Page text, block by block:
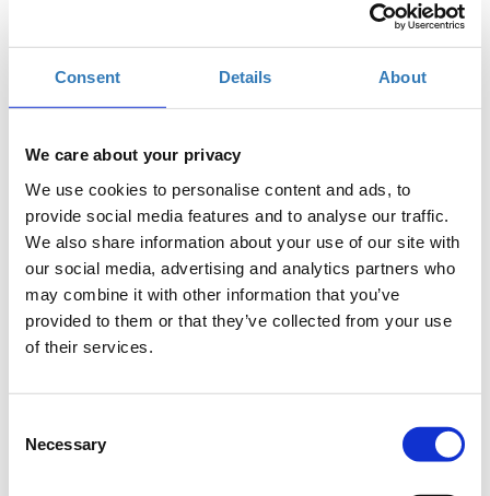
Consent Details About
We care about your privacy
We use cookies to personalise content and ads, to
provide social media features and to analyse our traffic.
We also share information about your use of our site with
our social media, advertising and analytics partners who
may combine it with other information that you’ve
provided to them or that they’ve collected from your use
of their services.
Selection
Necessary
συνδεδεμένου κόσμου. Όταν κάποιος αποκτά
βασικές γνώσεις προγραμματισμού, όχι μόνο
τεχνολογία αλλά και αρχίζει να σκέφτεται πιο
μεθοδικά για την επίλυση καθημερινών
Σκοπός
Το workshop αυτό έχει στόχο να δώσει την
δυνατότητα στους συμμετέχοντες να κατανοήσουν
βασικές αρχές του προγραμματισμού και να
αντιληφθούν τα οφέλη της χρήσης του. Μέσα απο μια
βιωματική άσκηση θα δούμε πώς λειτουργεί ένα
πρόγραμμα φτιάχνοντας ένα απλό αλγόριθμο. Το
περισσότερη λεπτομέρεια τι χρειάζεται για να
Στο τέλος του σεμιναρίου, οι συμμετέχοντες θα